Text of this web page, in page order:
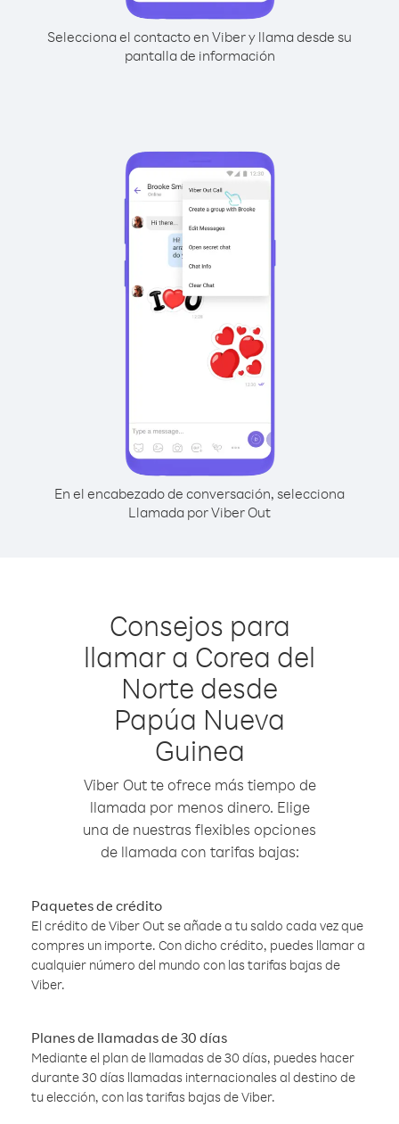
Selecciona el contacto en Viber y llama desde su
pantalla de información
En el encabezado de conversación, selecciona
Llamada por Viber Out
Consejos para
llamar a Corea del
Norte desde
Papúa Nueva
Guinea
Viber Out te ofrece más tiempo de
llamada por menos dinero. Elige
una de nuestras flexibles opciones
de llamada con tarifas bajas:
Paquetes de crédito
El crédito de Viber Out se añade a tu saldo cada vez que
compres un importe. Con dicho crédito, puedes llamar a
cualquier número del mundo con las tarifas bajas de
Viber.
Planes de llamadas de 30 días
Mediante el plan de llamadas de 30 días, puedes hacer
durante 30 días llamadas internacionales al destino de
tu elección, con las tarifas bajas de Viber.